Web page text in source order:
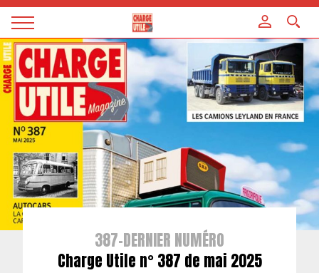
Magazine
Charge
utile
387-DERNIER NUMÉRO
Charge Utile n° 387 de mai 2025
Panneau de gestion des cookies